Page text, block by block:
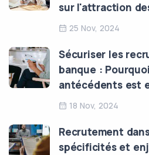
sur l'attraction
25 Nov, 2024
Sécuriser les
banque :
antécédents est
18 Nov, 2024
Recrutement
spécificités et